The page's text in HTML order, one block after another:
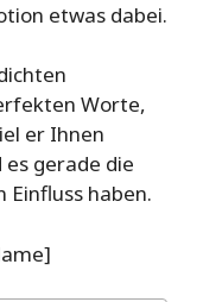
etwas dabei.
Worte,
er Ihnen
gerade die
Einfluss haben.